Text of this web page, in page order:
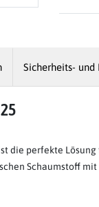
Sicherheits- und
die perfekte
Schaumstoff